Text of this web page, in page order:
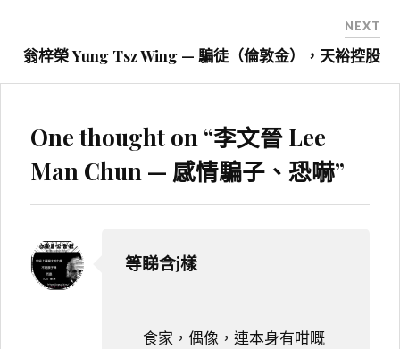
NEXT
翁梓榮 Yung Tsz Wing — 騙徒（倫敦金），天裕控股
One thought on “李文晉 Lee
Man Chun — 感情騙子、恐嚇”
等睇含j樣
食家，偶像，連本身有咁嘅